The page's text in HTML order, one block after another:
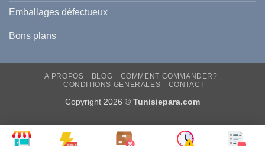
Emballages défectueux
Bons plans
A PROPOS BLOG
COMMENT COMMANDER?
CONDITIONS GENERALES
CONTACT
Copyright 2026 © Tunisiepara.com